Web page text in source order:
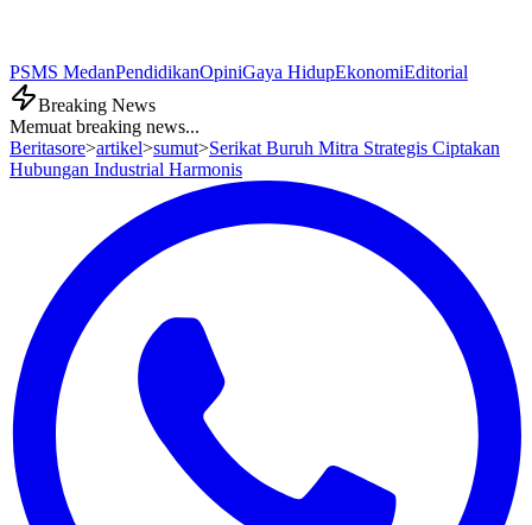
PSMS MedanPendidikanOpiniGaya HidupEkonomiEditorial
Breaking News
Memuat breaking news...
Beritasore>artikel>sumut>Serikat Buruh Mitra Strategis Ciptakan
Hubungan Industrial Harmonis